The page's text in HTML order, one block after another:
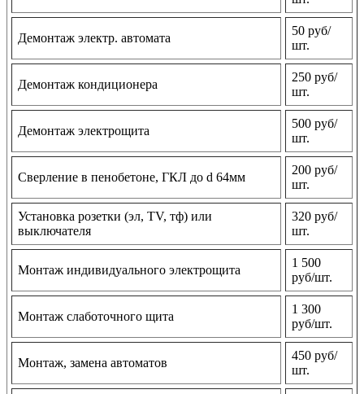
Демонтаж электр. автомата
50 руб/
шт.
Демонтаж кондиционера
250 руб/
шт.
Демонтаж электрощита
500 руб/
шт.
Сверление в пенобетоне, ГКЛ до d 64мм
200 руб/
шт.
Установка розетки (эл, TV, тф) или
выключателя
320 руб/
шт.
Монтаж индивидуального электрощита
1 500
руб/шт.
Монтаж слаботочного щита
1 300
руб/шт.
Монтаж, замена автоматов
450 руб/
шт.